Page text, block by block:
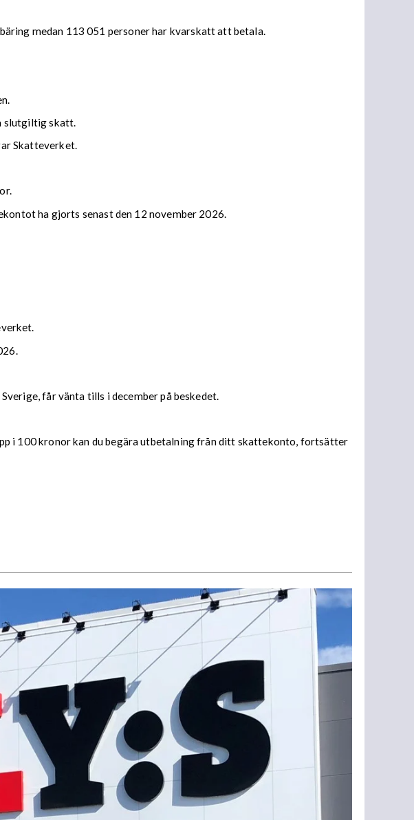
medan 113 051 personer har kvarskatt att betala.
slutgiltig skatt.
Skatteverket.
ha gjorts senast den 12 november 2026.
får vänta tills i december på beskedet.
i 100 kronor kan du begära utbetalning från ditt skattekonto, fortsätter